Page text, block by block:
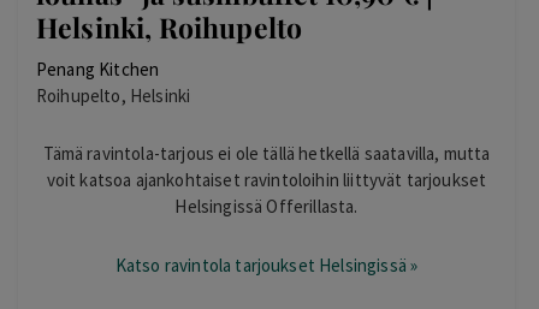
Helsinki, Roihupelto
Penang Kitchen
Roihupelto, Helsinki
Tämä ravintola-tarjous ei ole tällä hetkellä saatavilla, mutta
voit katsoa ajankohtaiset ravintoloihin liittyvät tarjoukset
Helsingissä Offerillasta.
Katso ravintola tarjoukset Helsingissä »